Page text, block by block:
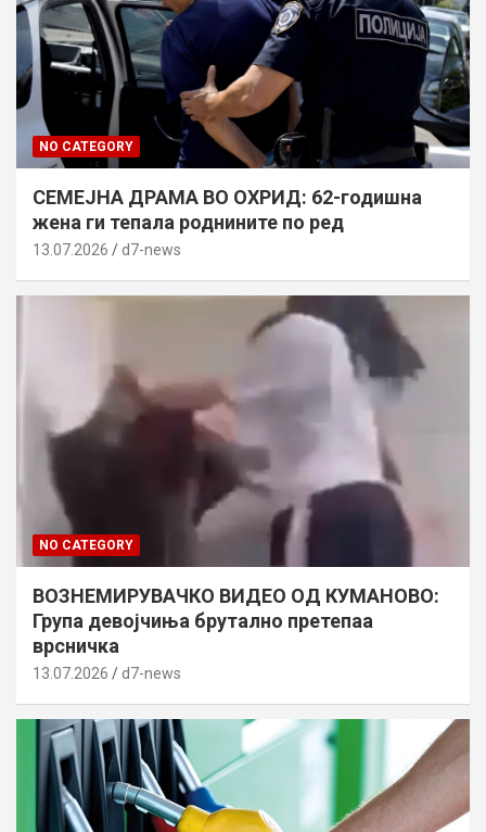
NO CATEGORY
СЕМЕЈНА ДРАМА ВО ОХРИД: 62-годишна
жена ги тепала роднините по ред
13.07.2026 d7-news
NO CATEGORY
ВОЗНЕМИРУВАЧКО ВИДЕО ОД КУМАНОВО:
Група девојчиња брутално претепаа
врсничка
13.07.2026 d7-news